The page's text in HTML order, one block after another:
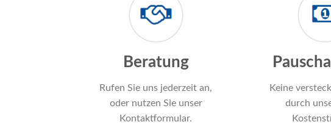
Beratung
Rufen Sie uns jederzeit an,
oder nutzen Sie unser
Kontaktformular.
Keine
durch